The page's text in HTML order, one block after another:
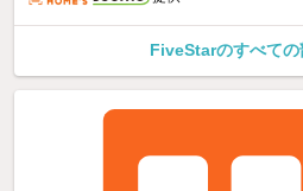
FiveStarのすべての